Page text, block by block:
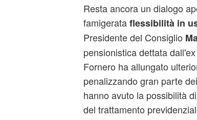
Resta ancora un dialogo
famigerataflessibilità in
Presidente del Consiglio
pensionistica dettata
Fornero ha allungato
penalizzando gran parte
hanno avuto la possibilità
del trattamento